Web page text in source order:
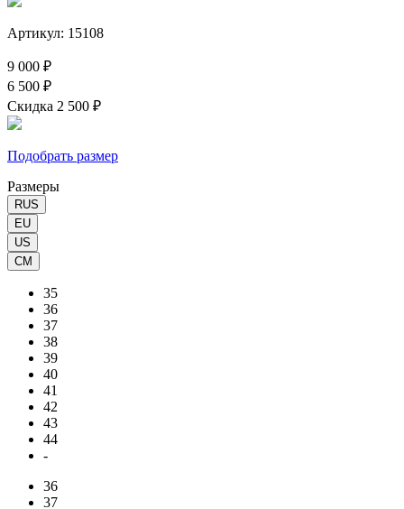
Артикул: 15108
9 000 ₽
6 500 ₽
Скидка 2 500 ₽
Подобрать размер
Размеры
RUS
EU
US
CM
35
36
37
38
39
40
41
42
43
44
-
36
37